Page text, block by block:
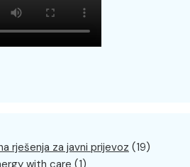
rješenja za javni prijevoz (19)
with care (1)